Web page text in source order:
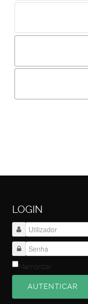
Incluir imagem :
Primeiro
LOGIN
Memorizar
AUTENTICAR